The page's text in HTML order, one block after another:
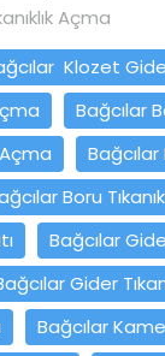
Açma
Klozet
Bağcılar
Açma
Bağcılar
Boru
Bağcılar
Gider
Bağcılar